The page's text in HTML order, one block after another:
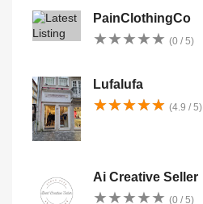
PainClothingCo
★★★★★
★★★★★ (0 / 5)
Lufalufa
★★★★★
★★★★★ (4.9 / 5)
Ai Creative Seller
★★★★★
★★★★★ (0 / 5)